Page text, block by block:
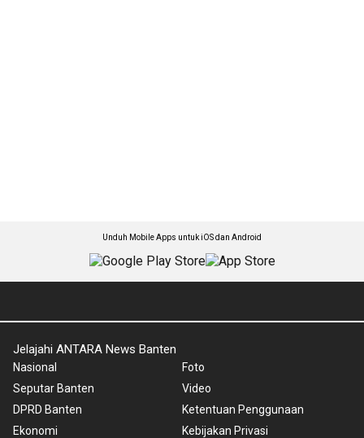
Unduh Mobile Apps untuk iOS dan Android
Jelajahi ANTARA News Banten
Nasional
Seputar Banten
DPRD Banten
Ekonomi
Foto
Video
Ketentuan Penggunaan
Kebijakan Privasi